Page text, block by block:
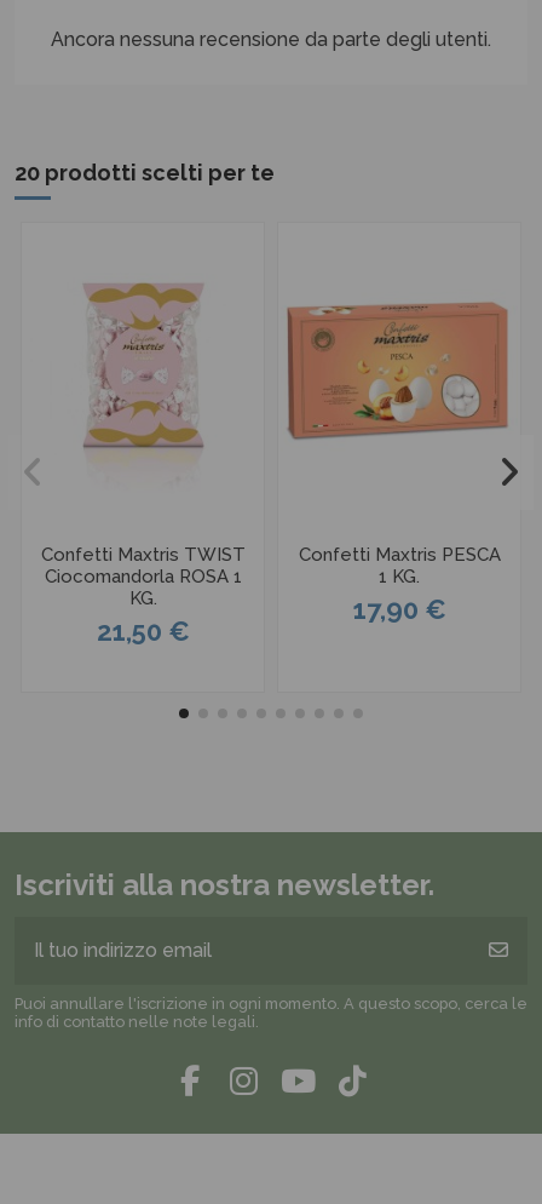
Ancora nessuna recensione da parte degli utenti.
20 prodotti scelti per te
Confetti Maxtris TWIST
Ciocomandorla ROSA 1
KG.
21,50 €
Confetti Maxtris PESCA
1 KG.
17,90 €
Iscriviti alla nostra newsletter.
Puoi annullare l'iscrizione in ogni momento. A questo scopo, cerca le
info di contatto nelle note legali.